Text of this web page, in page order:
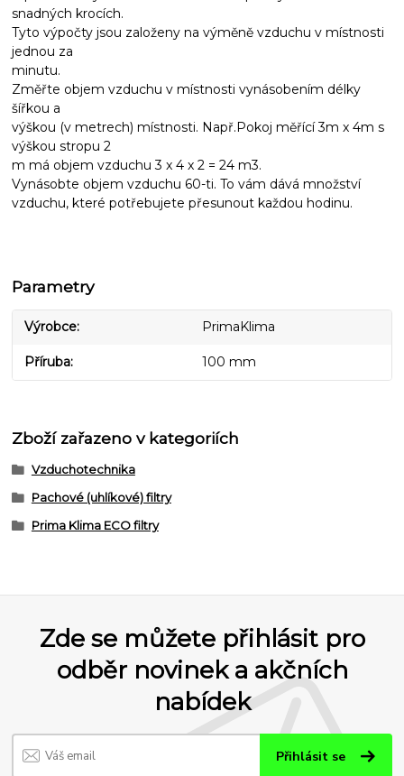
snadných krocích.
Tyto výpočty jsou založeny na výměně vzduchu v místnosti
jednou za
minutu.
Změřte objem vzduchu v místnosti vynásobením délky
šířkou a
výškou (v metrech) místnosti. Např.Pokoj měřící 3m x 4m s
výškou stropu 2
m má objem vzduchu 3 x 4 x 2 = 24 m3.
Vynásobte objem vzduchu 60-ti. To vám dává množství
vzduchu, které potřebujete přesunout každou hodinu.
Parametry
Výrobce PrimaKlima
Příruba 100 mm
Zboží zařazeno v kategoriích
Vzduchotechnika
Pachové (uhlíkové) filtry
Prima Klima ECO filtry
Zde se můžete přihlásit pro
odběr novinek a akčních
nabídek
Přihlásit se